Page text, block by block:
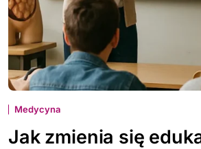
Medycyna
Jak zmienia się